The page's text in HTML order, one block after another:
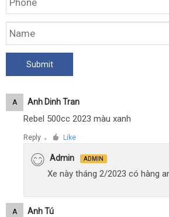
A Anh Dinh Tran
Rebel 500cc 2023 màu xanh
Reply ● Like
Admin ADMIN
Xe này tháng 2/2023 có hàng
A Anh Tú